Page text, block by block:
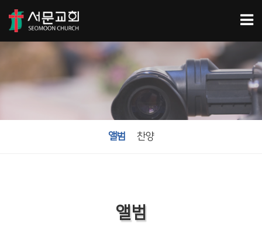
앨범 찬양
앨범